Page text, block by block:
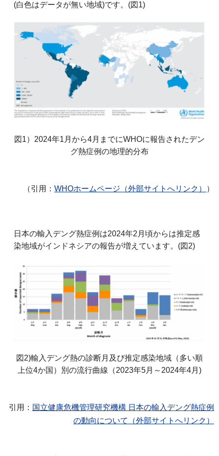
(白色はデータが無い地域)です。(図1)
図1）2024年1月から4月までにWHOに報告されたデン
グ熱症例の地理的分布
（引用： WHOホームページ（外部サイトへリンク） ）
日本の輸入デング熱症例は2024年2月頃からは推定感
染地域がインドネシアの報告が増えています。(図2)
図2)輸入デング熱の診断月及び推定感染地域（多い順
上位4か国）別の流行曲線（2023年5月～2024年4月)
引用： 国立健康危機管理研究機構 日本の輸入デング熱症例
の動向について（外部サイトへリンク）